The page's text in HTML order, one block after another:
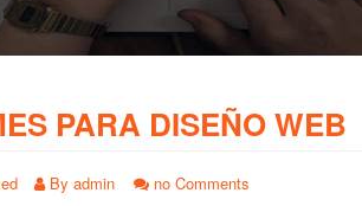
PARA DISEÑO WEB
By admin no Comments